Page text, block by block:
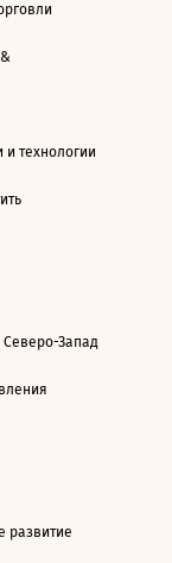
и технологии
Северо-Запад
развитие